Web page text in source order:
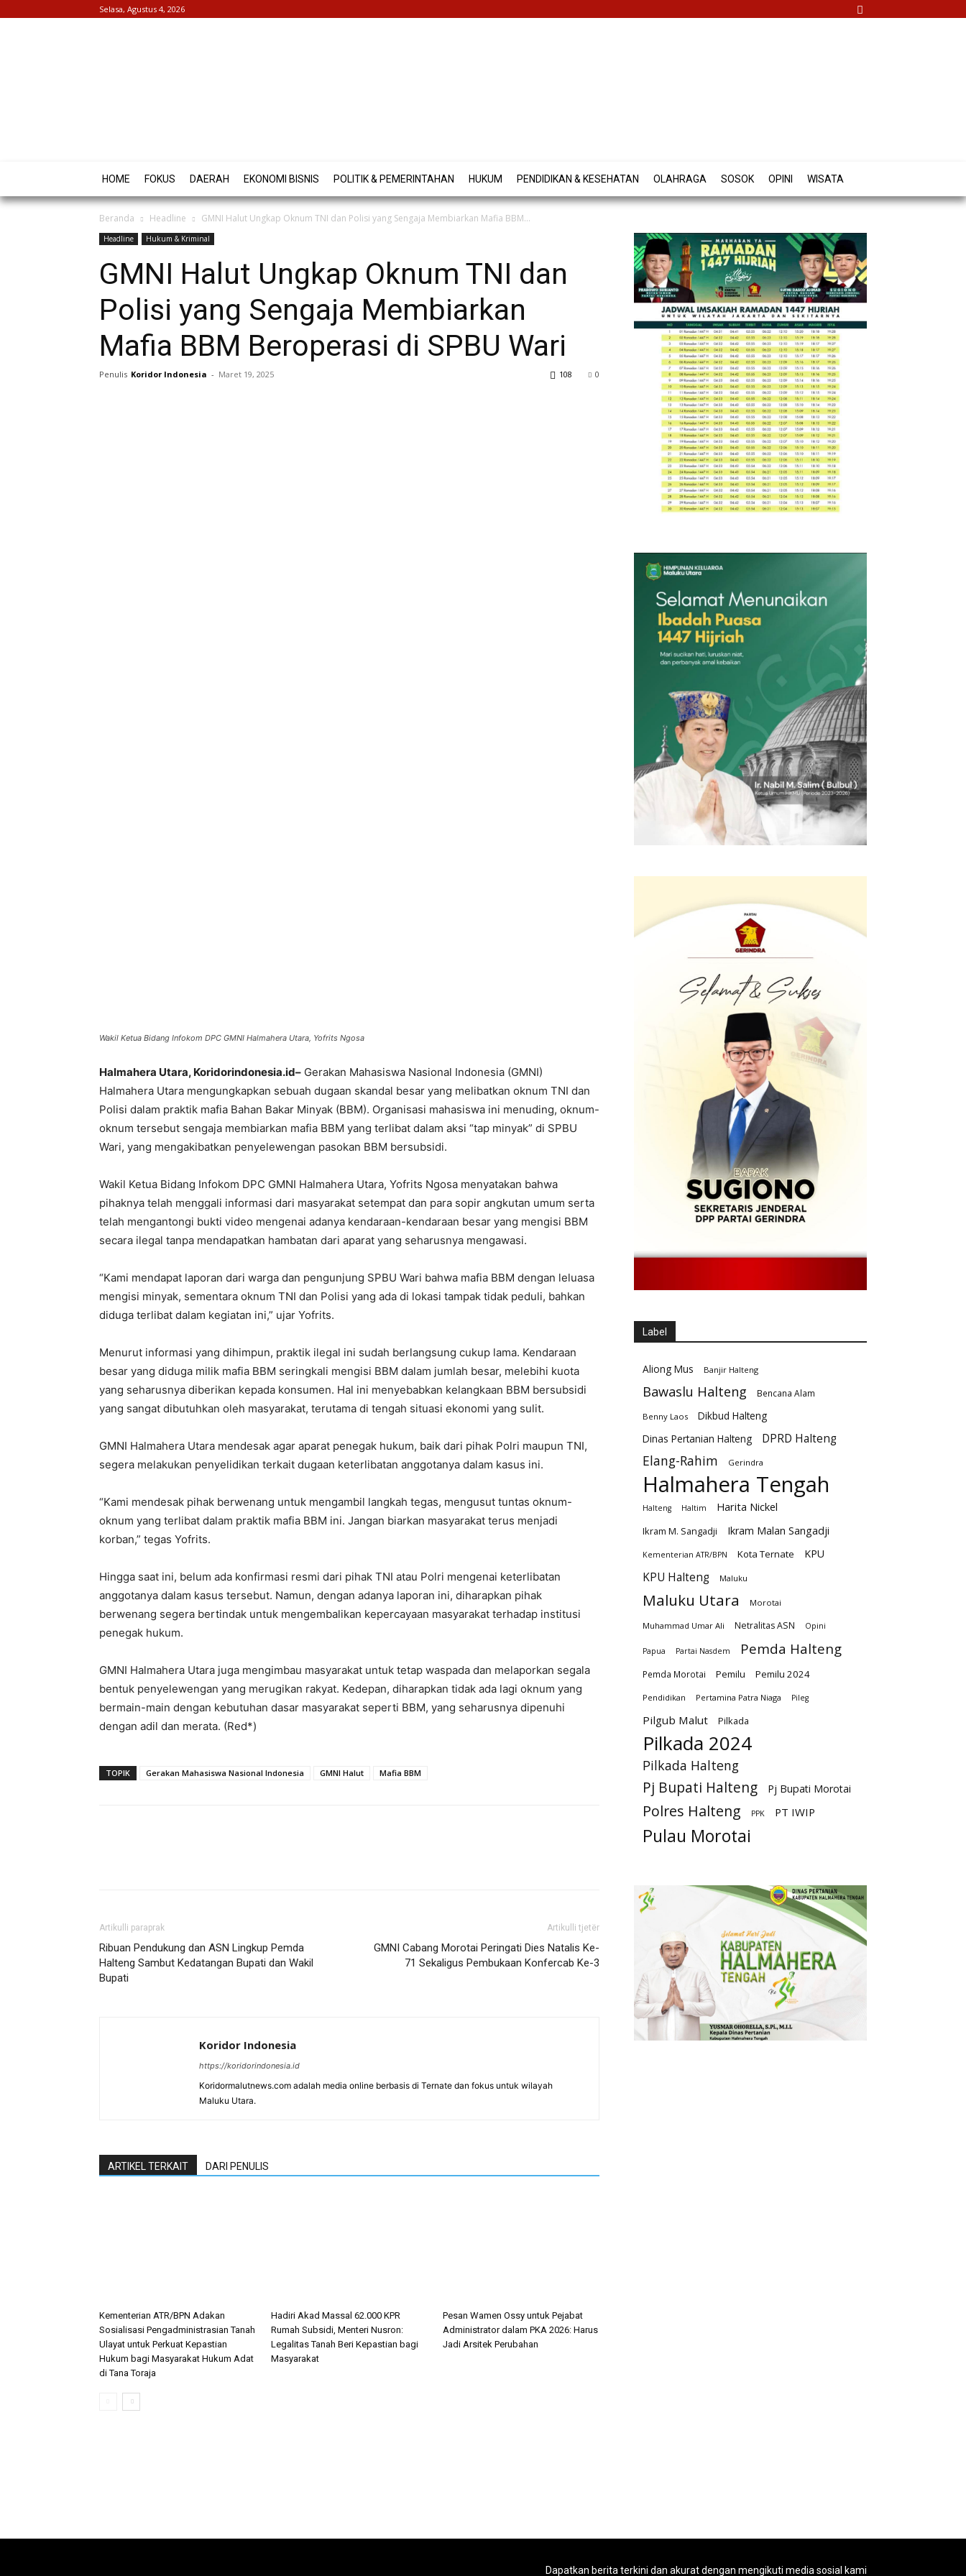
Selasa, Agustus 4, 2026
HOME FOKUS DAERAH EKONOMI BISNIS POLITIK & PEMERINTAHAN HUKUM PENDIDIKAN & KESEHATAN OLAHRAGA SOSOK OPINI WISATA
Beranda Headline GMNI Halut Ungkap Oknum TNI dan Polisi yang Sengaja Membiarkan Mafia BBM...
Headline Hukum & Kriminal
GMNI Halut Ungkap Oknum TNI dan
Polisi yang Sengaja Membiarkan
Mafia BBM Beroperasi di SPBU Wari
Penulis Koridor Indonesia - Maret 19, 2025 0
108
Wakil Ketua Bidang Infokom DPC GMNI Halmahera Utara, Yofrits Ngosa
Halmahera Utara, Koridorindonesia.id– Gerakan Mahasiswa Nasional Indonesia (GMNI)
Halmahera Utara mengungkapkan sebuah dugaan skandal besar yang melibatkan oknum TNI dan
Polisi dalam praktik mafia Bahan Bakar Minyak (BBM). Organisasi mahasiswa ini menuding, oknum-
oknum tersebut sengaja membiarkan mafia BBM yang terlibat dalam aksi “tap minyak” di SPBU
Wari, yang mengakibatkan penyelewengan pasokan BBM bersubsidi.
Wakil Ketua Bidang Infokom DPC GMNI Halmahera Utara, Yofrits Ngosa menyatakan bahwa
pihaknya telah menggali informasi dari masyarakat setempat dan para sopir angkutan umum serta
telah mengantongi bukti video mengenai adanya kendaraan-kendaraan besar yang mengisi BBM
secara ilegal tanpa mendapatkan hambatan dari aparat yang seharusnya mengawasi.
“Kami mendapat laporan dari warga dan pengunjung SPBU Wari bahwa mafia BBM dengan leluasa
mengisi minyak, sementara oknum TNI dan Polisi yang ada di lokasi tampak tidak peduli, bahkan
diduga terlibat dalam kegiatan ini,” ujar Yofrits.
Menurut informasi yang dihimpun, praktik ilegal ini sudah berlangsung cukup lama. Kendaraan
besar yang diduga milik mafia BBM seringkali mengisi BBM dalam jumlah besar, melebihi kuota
yang seharusnya diberikan kepada konsumen. Hal ini menyebabkan kelangkaan BBM bersubsidi
yang sangat dibutuhkan oleh masyarakat, terutama di tengah situasi ekonomi yang sulit.
GMNI Halmahera Utara mendesak agar aparat penegak hukum, baik dari pihak Polri maupun TNI,
segera melakukan penyelidikan terkait dugaan keterlibatan anggotanya dalam kasus ini.
“Kami mendesak pihak berwenang untuk mengambil langkah tegas, mengusut tuntas oknum-
oknum yang terlibat dalam praktik mafia BBM ini. Jangan biarkan masyarakat terus menjadi
korban,” tegas Yofrits.
Hingga saat ini, belum ada konfirmasi resmi dari pihak TNI atau Polri mengenai keterlibatan
anggotanya dalam kasus tersebut. Namun, dengan adanya laporan ini, diharapkan pihak
berwenang segera bertindak untuk mengembalikan kepercayaan masyarakat terhadap institusi
penegak hukum.
GMNI Halmahera Utara juga mengimbau masyarakat untuk tetap waspada dan melaporkan segala
bentuk penyelewengan yang merugikan rakyat. Kedepan, diharapkan tidak ada lagi oknum yang
bermain-main dengan kebutuhan dasar masyarakat seperti BBM, yang seharusnya dipenuhi
dengan adil dan merata. (Red*)
TOPIK Gerakan Mahasiswa Nasional Indonesia GMNI Halut Mafia BBM
Artikulli paraprak
Ribuan Pendukung dan ASN Lingkup Pemda
Halteng Sambut Kedatangan Bupati dan Wakil
Bupati
Artikulli tjetër
GMNI Cabang Morotai Peringati Dies Natalis Ke-
71 Sekaligus Pembukaan Konfercab Ke-3
Koridor Indonesia
https://koridorindonesia.id
Koridormalutnews.com adalah media online berbasis di Ternate dan fokus untuk wilayah
Maluku Utara.
ARTIKEL TERKAIT DARI PENULIS
Kementerian ATR/BPN Adakan
Sosialisasi Pengadministrasian Tanah
Ulayat untuk Perkuat Kepastian
Hukum bagi Masyarakat Hukum Adat
di Tana Toraja
Hadiri Akad Massal 62.000 KPR
Rumah Subsidi, Menteri Nusron:
Legalitas Tanah Beri Kepastian bagi
Masyarakat
Pesan Wamen Ossy untuk Pejabat
Administrator dalam PKA 2026: Harus
Jadi Arsitek Perubahan
Label
Aliong Mus Banjir Halteng
Bawaslu Halteng Bencana Alam
Benny Laos
Dikbud Halteng
Dinas Pertanian Halteng
DPRD Halteng
Elang-Rahim Gerindra
Halmahera Tengah
Halteng Haltim Harita Nickel
Ikram M. Sangadji Ikram Malan Sangadji
Kementerian ATR/BPN Kota Ternate KPU
KPU Halteng Maluku
Maluku Utara Morotai
Muhammad Umar Ali Netralitas ASN Opini
Papua Partai Nasdem Pemda Halteng
Pemda Morotai Pemilu Pemilu 2024
Pendidikan Pertamina Patra Niaga Pileg
Pilgub Malut Pilkada
Pilkada 2024
Pilkada Halteng
Pj Bupati Halteng Pj Bupati Morotai
Polres Halteng PPK PT IWIP
Pulau Morotai
Dapatkan berita terkini dan akurat dengan mengikuti media sosial kami